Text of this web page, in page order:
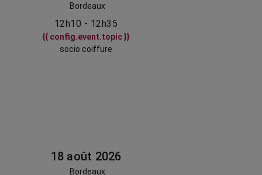
Bordeaux
12h10 - 12h35
{{ config.event.topic }}
socio coiffure
18 août 2026
Bordeaux